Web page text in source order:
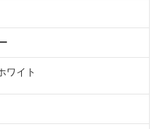
ワイト